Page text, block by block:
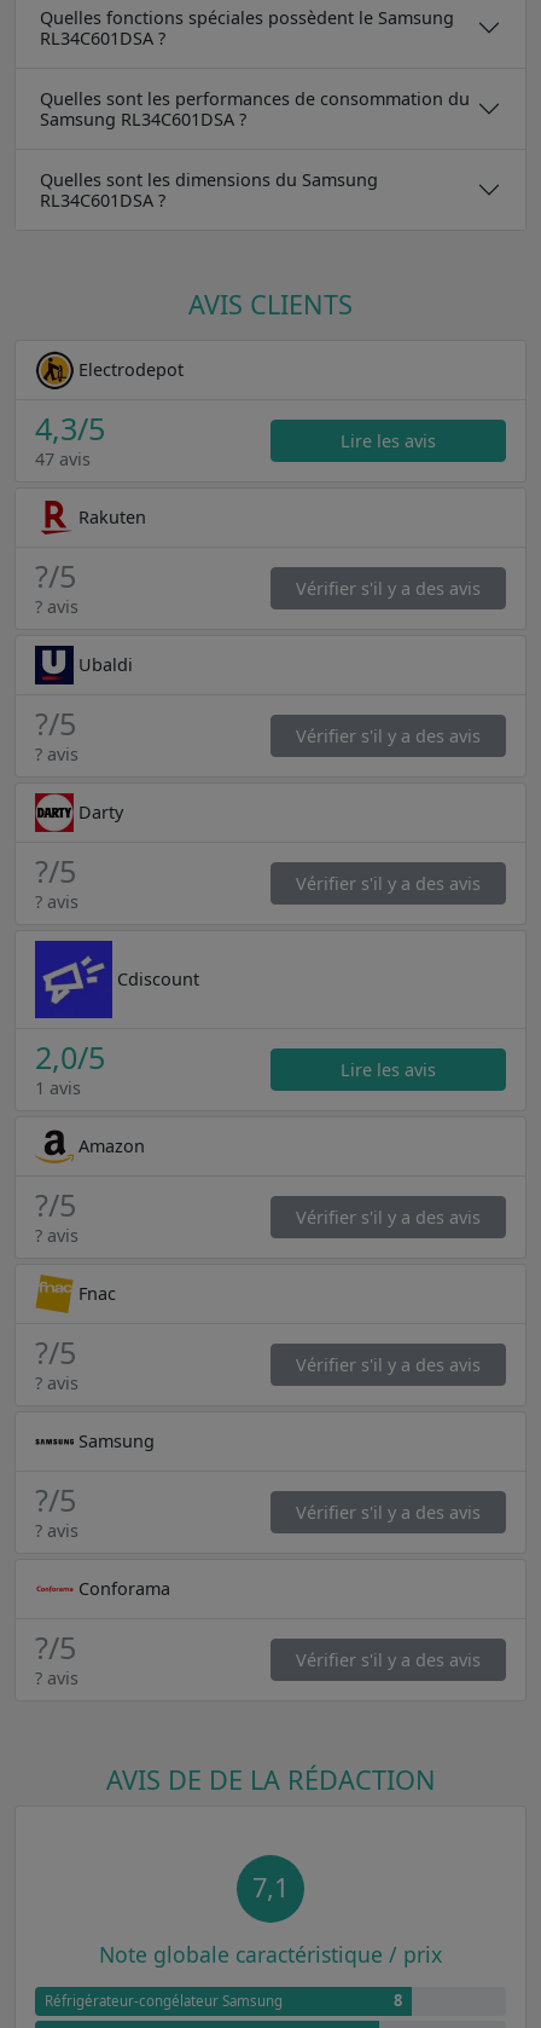
Quelles fonctions spéciales possèdent le Samsung
RL34C601DSA ?
Quelles sont les performances de consommation du
Samsung RL34C601DSA ?
Quelles sont les dimensions du Samsung
RL34C601DSA ?
AVIS CLIENTS
Electrodepot
4,3/5
47 avis
Lire les avis
Rakuten
?/5
? avis
Vérifier s'il y a des avis
Ubaldi
?/5
? avis
Vérifier s'il y a des avis
Darty
?/5
? avis
Vérifier s'il y a des avis
Cdiscount
2,0/5
1 avis
Lire les avis
Amazon
?/5
? avis
Vérifier s'il y a des avis
Fnac
?/5
? avis
Vérifier s'il y a des avis
Samsung
?/5
? avis
Vérifier s'il y a des avis
Conforama
?/5
? avis
Vérifier s'il y a des avis
AVIS DE DE LA RÉDACTION
7,1
Note globale caractéristique / prix
Réfrigérateur-congélateur Samsung 8